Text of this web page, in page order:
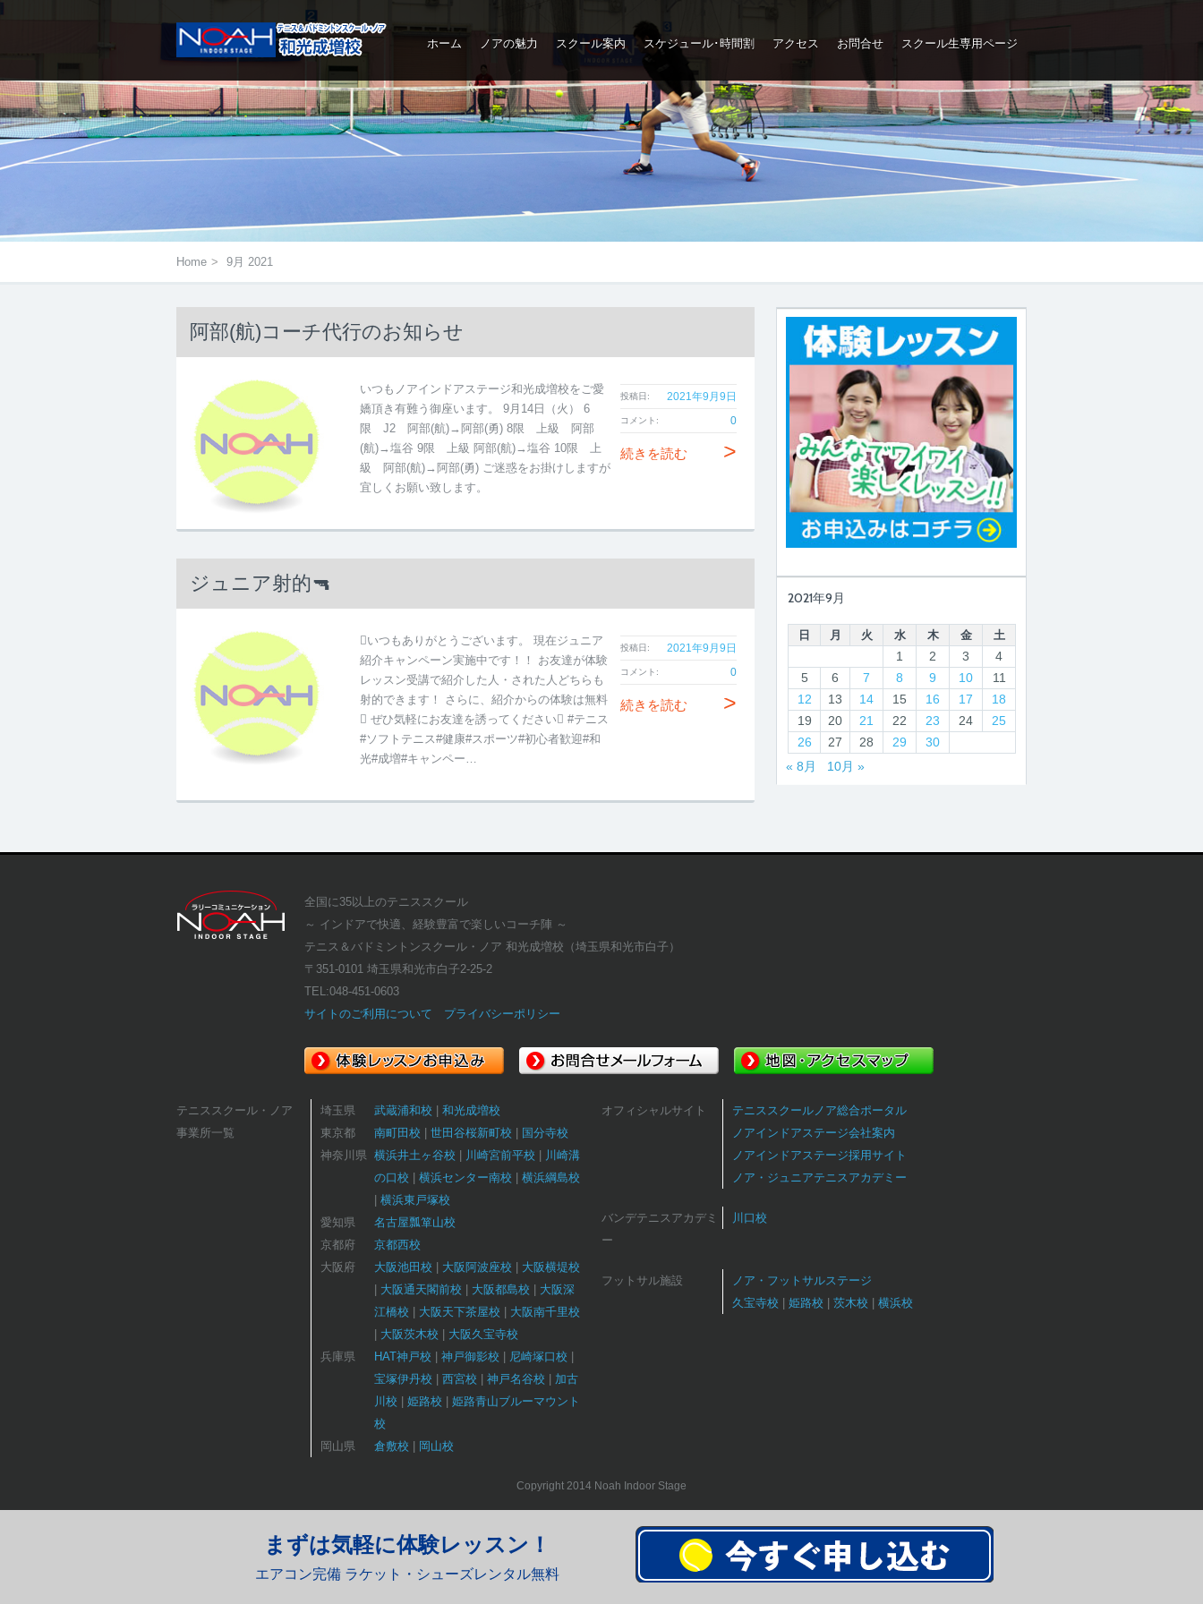
まずは気軽に体験レッスン！
エアコン完備 ラケット・シューズレンタル無料
メニューは右にあるアイコンをタップ
ホーム ノアの魅力 スクール案内 スケジュール･時間割 アクセス お問合せ スクール生専用ページ
Home > 9月 2021
阿部(航)コーチ代行のお知らせ
投稿日: 2021年9月9日
コメント: 0
続きを読む >
いつもノアインドアステージ和光成増校をご愛
嬌頂き有難う御座います。 9月14日（火） 6
限 J2 阿部(航)→阿部(勇) 8限 上級 阿部
(航)→塩谷 9限 上級 阿部(航)→塩谷 10限 上
級 阿部(航)→阿部(勇) ご迷惑をお掛けしますが
宜しくお願い致します。
ジュニア射的🔫
投稿日: 2021年9月9日
コメント: 0
続きを読む >
いつもありがとうございます。 現在ジュニア
紹介キャンペーン実施中です！！ お友達が体験
レッスン受講で紹介した人・された人どちらも
射的できます！ さらに、紹介からの体験は無料
 ぜひ気軽にお友達を誘ってください #テニス
#ソフトテニス#健康#スポーツ#初心者歓迎#和
光#成増#キャンペー…
2021年9月
日 月 火 水 木 金 土
1 2 3
4
5
6 7 8 9 10
11
12
13 14 15 16 17
18
19
20 21 22 23 24
25
26
27 28 29
30
« 8月
10月 »
全国に35以上のテニススクール
～ インドアで快適、経験豊富で楽しいコーチ陣 ～
テニス＆バドミントンスクール・ノア 和光成増校（埼玉県和光市白子）
〒351-0101 埼玉県和光市白子2-25-2
TEL:048-451-0603
サイトのご利用について
プライバシーポリシー
テニススクール・ノア
事業所一覧
埼玉県 武蔵浦和校
和光成増校
東京都
南町田校 世田谷桜新町校
国分寺校
神奈川県 横浜井土ヶ谷校 川崎宮前平校
川崎溝
の口校
横浜センター南校
横浜綱島校
横浜東戸塚校
愛知県
名古屋瓢箪山校
京都府
京都西校
大阪府
大阪池田校 大阪阿波座校
大阪横堤校
大阪通天閣前校
大阪都島校
大阪深
江橋校
大阪天下茶屋校
大阪南千里校
大阪茨木校
大阪久宝寺校
兵庫県
HAT神戸校 神戸御影校
尼崎塚口校
宝塚伊丹校
西宮校 神戸名谷校
加古
川校
姫路校
姫路青山ブルーマウント
校
岡山県
倉敷校 岡山校
オフィシャルサイト
テニススクールノア総合ポータル
ノアインドアステージ会社案内
ノアインドアステージ採用サイト
ノア・ジュニアテニスアカデミー
バンデテニスアカデミ
ー
川口校
フットサル施設
ノア・フットサルステージ
久宝寺校
姫路校 茨木校 横浜校
Copyright 2014 Noah Indoor Stage